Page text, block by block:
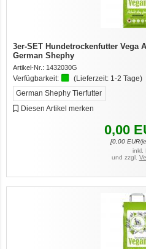
7er-VE Bio Tee Wilde
3er-SET Hundetrockenfutter Vega
German Shephy
Artikel-Nr.: 1432030G
Verfügbarkeit: (Lieferzeit: 1-2 Tage)
German Shephy Tierfutter
Diesen Artikel merken
0,00
[0,00EUR/
inkl.
und zzgl.